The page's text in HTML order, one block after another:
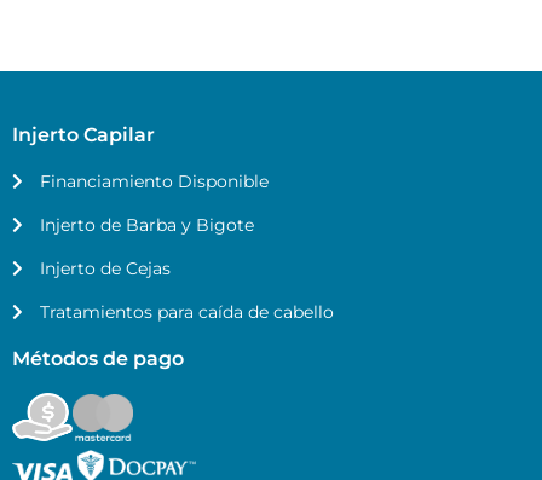
Injerto Capilar
Financiamiento Disponible
Injerto de Barba y Bigote
Injerto de Cejas
Tratamientos para caída de cabello
Métodos de pago